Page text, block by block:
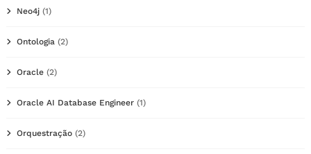
Neo4j (1)
Ontologia (2)
Oracle (2)
Oracle AI Database Engineer (1)
Orquestração (2)